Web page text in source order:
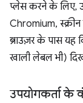
प्लेस करने के लिए,
Chromium,
ब्राउज़र के पास यह
खाली लेबल भी)
उपयोगकर्ता के